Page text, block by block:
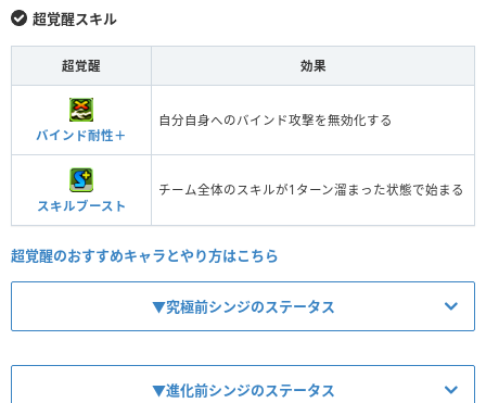
超覚醒スキル
超覚醒 効果
バインド耐性＋
自分自身へのバインド攻撃を無効化する
スキルブースト
チーム全体のスキルが1ターン溜まった状態で始まる
超覚醒のおすすめキャラとやり方はこちら
▼究極前シンジのステータス
▼進化前シンジのステータス